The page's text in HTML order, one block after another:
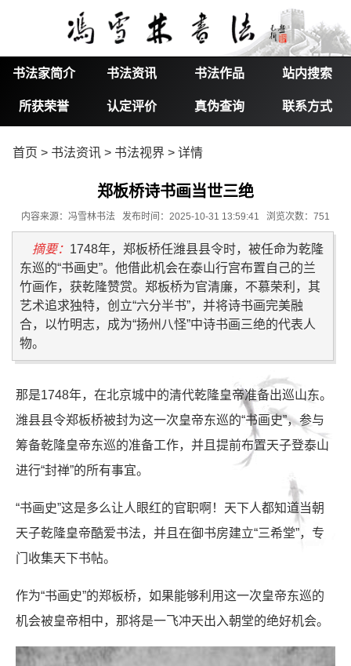
书法家简介 书法资讯 书法作品 站内搜索
所获荣誉 认定评价 真伪查询 联系方式
首页 > 书法资讯 > 书法视界 > 详情
郑板桥诗书画当世三绝
内容来源：冯雪林书法 发布时间：2025-10-31 13:59:41 浏览次数：751
摘要： 1748年，郑板桥任潍县县令时，被任命为乾隆
东巡的“书画史”。他借此机会在泰山行宫布置自己的兰
竹画作，获乾隆赞赏。郑板桥为官清廉，不慕荣利，其
艺术追求独特，创立“六分半书”，并将诗书画完美融
合，以竹明志，成为“扬州八怪”中诗书画三绝的代表人
物。
那是1748年，在北京城中的清代乾隆皇帝准备出巡山东。
潍县县令郑板桥被封为这一次皇帝东巡的“书画史”，参与
筹备乾隆皇帝东巡的准备工作，并且提前布置天子登泰山
进行“封禅”的所有事宜。
“书画史”这是多么让人眼红的官职啊！天下人都知道当朝
天子乾隆皇帝酷爱书法，并且在御书房建立“三希堂”，专
门收集天下书帖。
作为“书画史”的郑板桥，如果能够利用这一次皇帝东巡的
机会被皇帝相中，那将是一飞冲天出入朝堂的绝好机会。